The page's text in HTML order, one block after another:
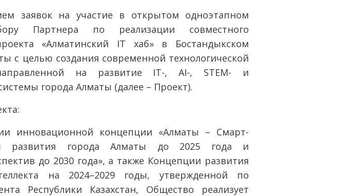
заявок на участие в открытом одноэтапном
Партнера по реализации совместного
«Алматинский IT хаб» в Бостандыкском
с целью создания современной технологической
на развитие IT-, AI-, STEM- и
города Алматы (далее – Проект).
инновационной концепции «Алматы – Смарт-
развития города Алматы до 2025 года и
до 2030 года», а также Концепции развития
на 2024–2029 годы, утвержденной по
Республики Казахстан, Общество реализует